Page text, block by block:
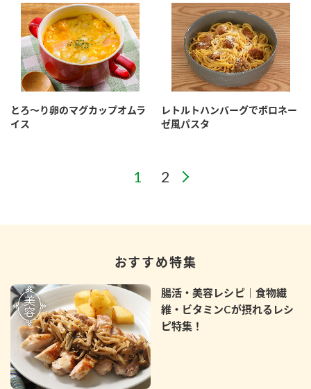
とろ～り卵のマグカップオムラ
イス
レトルトハンバーグでボロネー
ゼ風パスタ
おすすめ特集
腸活・美容レシピ｜食物繊
維・ビタミンCが摂れるレシ
ピ特集！